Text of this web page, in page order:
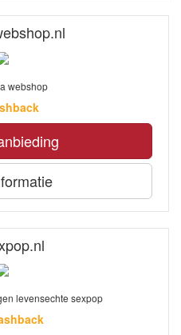
webshop
levensechte sexpop